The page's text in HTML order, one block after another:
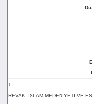
1
REVAK: İSLAM MEDENİYETİ VE